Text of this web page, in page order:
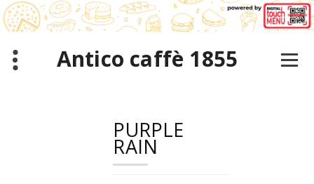
Saltar
al
contenido
Antico caffè 1855
PURPLE
RAIN